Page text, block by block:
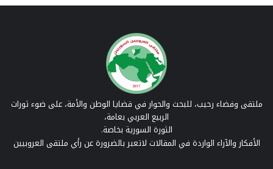
ملتقى وفضاء رحيب، للبحث والحوار في قضايا الوطن والأمة، على ضوء ثورات
الربيع العربي بعامة،
الثورة السورية بخاصة.
الأفكار والآراء الواردة في المقالات لاتعبر بالضرورة عن رأي ملتقى العروبيين